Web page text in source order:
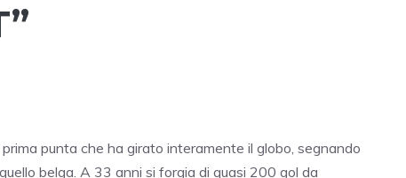
punta che ha girato interamente il globo, segnando
belga. A 33 anni si forgia di quasi 200 gol da